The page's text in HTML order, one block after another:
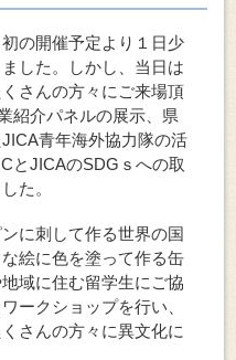
の開催予定より１日少
した。しかし、当日は
さんの方々にご来場頂
紹介パネルの展示、県
青年海外協力隊の活
とJICAのSDGｓへの取
た。
に刺して作る世界の国
絵に色を塗って作る缶
域に住む留学生にご協
ークショップを行い、
さんの方々に異文化に